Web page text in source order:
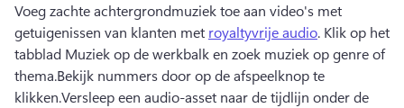
Voeg zachte achtergrondmuziek toe aan video's met
getuigenissen van klanten met royaltyvrije audio. Klik op het
tabblad Muziek op de werkbalk en zoek muziek op genre of
thema.Bekijk nummers door op de afspeelknop te
klikken.Versleep een audio-asset naar de tijdlijn onder de